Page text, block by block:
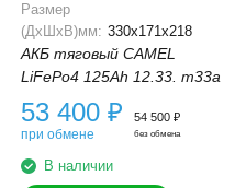
Размер
(ДхШхВ)мм: 330x171x218
АКБ тяговый CAMEL
LiFePo4 125Ah 12.33. m33a
53 400 ₽
при обмене
54 500 ₽
без обмена
В наличии